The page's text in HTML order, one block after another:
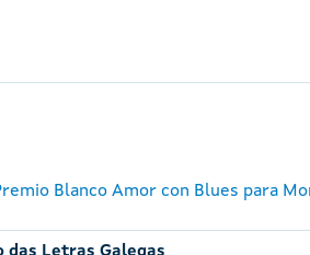
Blanco Amor con Blues para